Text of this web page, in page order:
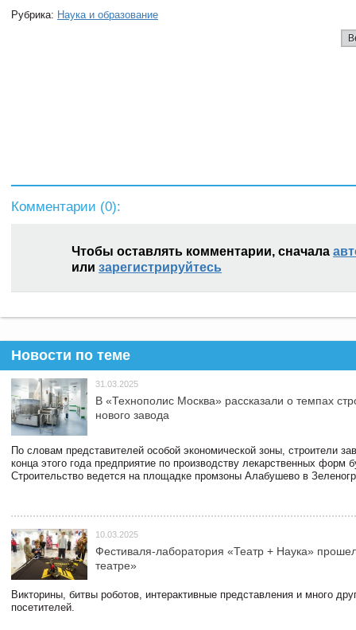
Рубрика: Наука и образование
Комментарии (0):
Чтобы оставлять комментарии, сначала
или зарегистрируйтесь
Новости по теме
31.03.2025
В «Технополис Москва» рассказали о темпах
нового завода
По словам представителей особой экономической зоны, строители
конца этого года предприятие по производству лекарственных форм
Строительство ведется на площадке промзоны Алабушево в
10.03.2025
Фестиваля-лаборатория «Театр + Наука»
театре»
Викторины, битвы роботов, интерактивные представления и много
посетителей.